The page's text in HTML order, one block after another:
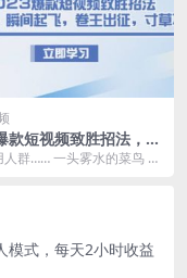
款短视频致胜招法，学
，瞬间起飞，卷王出
群…… 一头雾水的菜鸟 气
模式，每天2小时收益